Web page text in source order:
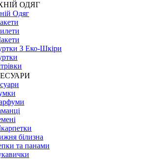
ОДЯГ
Одяг
З Еко-Шкіри
білизна
та панами